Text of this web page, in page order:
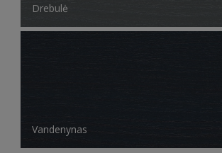
Drebulė
Vandenynas